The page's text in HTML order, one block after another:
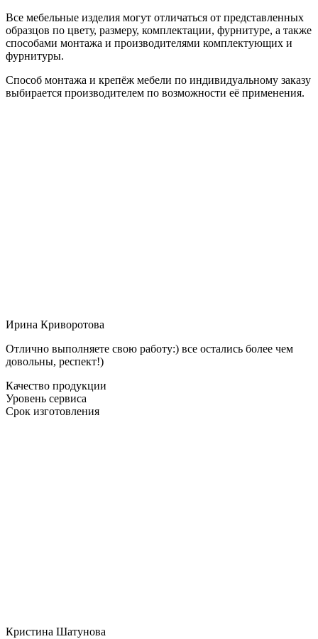
Все мебельные изделия могут отличаться от представленных
образцов по цвету, размеру, комплектации, фурнитуре, а также
способами монтажа и производителями комплектующих и
фурнитуры.
Способ монтажа и крепёж мебели по индивидуальному заказу
выбирается производителем по возможности её применения.
Ирина Криворотова
Отлично выполняете свою работу:) все остались более чем
довольны, респект!)
Качество продукции
Уровень сервиса
Срок изготовления
Кристина Шатунова